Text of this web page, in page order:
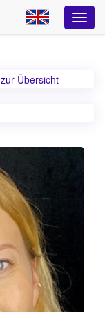
zur Übersicht